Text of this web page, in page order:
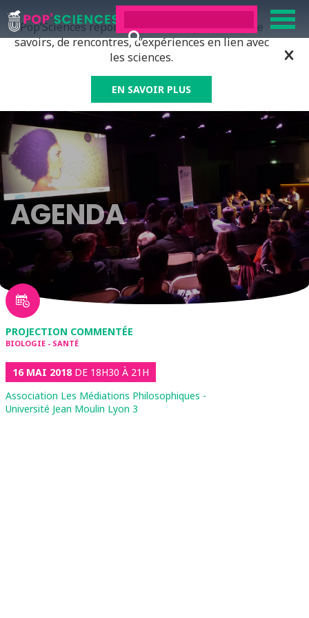
Pop’Sciences répond à tous ceux qui ont soif de
savoirs, de rencontres, d’expériences en lien avec
les sciences.
EN SAVOIR PLUS
AGENDA
PROJECTION COMMENTÉE
BIOLOGIE - SANTÉ
16 MAI 2018DE 18H30 À 21H
Association Les Médiations Philosophiques -
Université Jean Moulin Lyon 3